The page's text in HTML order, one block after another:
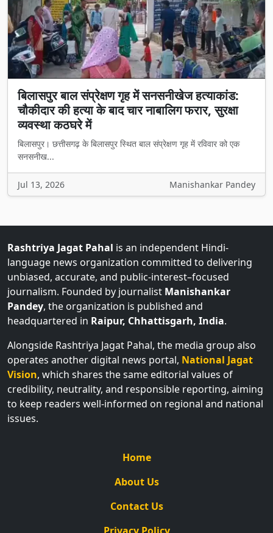
बिलासपुर बाल संप्रेक्षण गृह में सनसनीखेज हत्याकांड:
चौकीदार की हत्या के बाद चार नाबालिग फरार, सुरक्षा
व्यवस्था कठघरे में
बिलासपुर। छत्तीसगढ़ के बिलासपुर स्थित बाल संप्रेक्षण गृह में रविवार को एक
सनसनीख...
Jul 13, 2026 Manishankar Pandey
Rashtriya Jagat Pahal is an independent Hindi-
language news organization committed to delivering
unbiased, accurate, and public-interest–focused
journalism. Founded by journalist Manishankar
Pandey, the organization is published and
headquartered in Raipur, Chhattisgarh, India.
Alongside Rashtriya Jagat Pahal, the media group also
operates another digital news portal, National Jagat
Vision, which shares the same editorial values of
credibility, neutrality, and responsible reporting, aiming
to keep readers well-informed on regional and national
issues.
Home
About Us
Contact Us